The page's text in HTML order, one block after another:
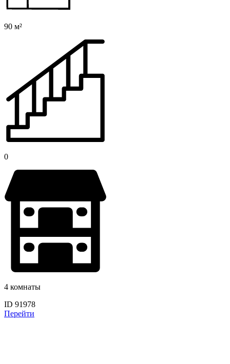
90 м²
0
4 комнаты
ID 91978
Перейти